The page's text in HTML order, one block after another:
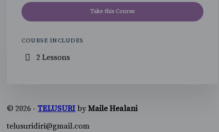
Take this Course
COURSE INCLUDES
2 Lessons
© 2026 -TELUSURI byMaile Healani
telusuridiri@gmail.com